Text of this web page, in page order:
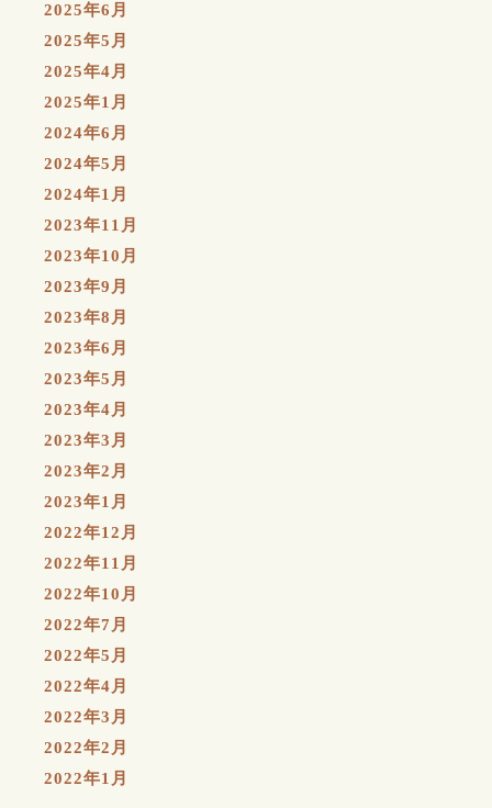
2025年6月
2025年5月
2025年4月
2025年1月
2024年6月
2024年5月
2024年1月
2023年11月
2023年10月
2023年9月
2023年8月
2023年6月
2023年5月
2023年4月
2023年3月
2023年2月
2023年1月
2022年12月
2022年11月
2022年10月
2022年7月
2022年5月
2022年4月
2022年3月
2022年2月
2022年1月